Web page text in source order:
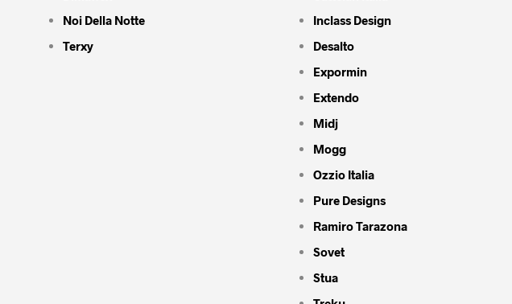
Noi Della Notte
Terxy
Inclass Design
Desalto
Expormin
Extendo
Midj
Mogg
Ozzio Italia
Pure Designs
Ramiro Tarazona
Sovet
Stua